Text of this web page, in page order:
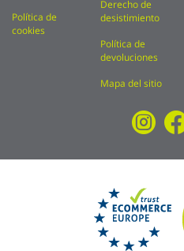
Política de
cookies
Derecho de
desistimiento
Política de
devoluciones
Mapa del sitio